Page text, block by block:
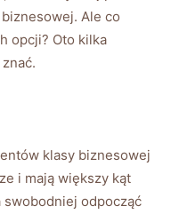
Ale co⁢
opcji? Oto kilka
klasy biznesowej
i ⁢mają większy kąt
swobodniej odpocząć